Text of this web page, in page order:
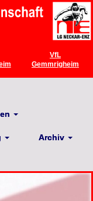
VfL
Gemmrigheim
Archiv